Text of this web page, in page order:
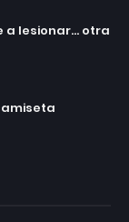
a lesionar... otra